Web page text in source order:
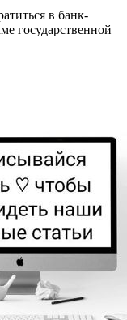
в банк-
государственной